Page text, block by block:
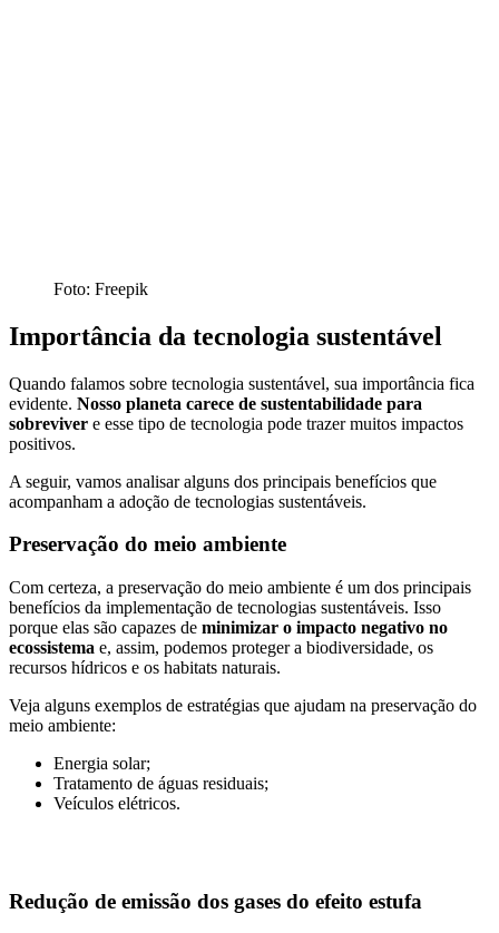
Foto: Freepik
Importância da tecnologia sustentável
Quando falamos sobre tecnologia sustentável, sua importância fica
evidente. Nosso planeta carece de sustentabilidade para
sobreviver e esse tipo de tecnologia pode trazer muitos impactos
positivos.
A seguir, vamos analisar alguns dos principais benefícios que
acompanham a adoção de tecnologias sustentáveis.
Preservação do meio ambiente
Com certeza, a preservação do meio ambiente é um dos principais
benefícios da implementação de tecnologias sustentáveis. Isso
porque elas são capazes de minimizar o impacto negativo no
ecossistema e, assim, podemos proteger a biodiversidade, os
recursos hídricos e os habitats naturais.
Veja alguns exemplos de estratégias que ajudam na preservação do
meio ambiente:
Energia solar;
Tratamento de águas residuais;
Veículos elétricos.
Redução de emissão dos gases do efeito estufa